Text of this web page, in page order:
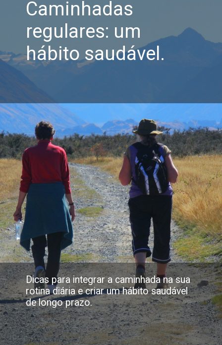
Caminhadas
regulares: um
hábito saudável.
Dicas para integrar a caminhada na sua
rotina diária e criar um hábito saudável
de longo prazo.